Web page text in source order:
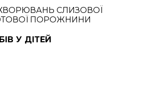
СЛИЗОВОЇ
ПОРОЖНИНИ
У ДІТЕЙ